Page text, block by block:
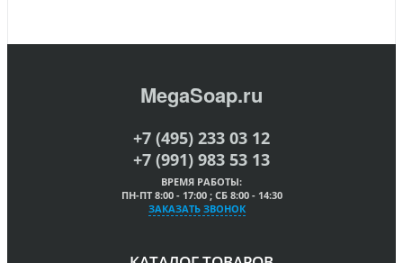
MegaSoap.ru
+7 (495) 233 03 12
+7 (991) 983 53 13
ВРЕМЯ РАБОТЫ:
ПН-ПТ 8:00 - 17:00 ; СБ 8:00 - 14:30
ЗАКАЗАТЬ ЗВОНОК